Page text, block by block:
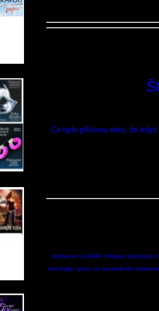
Co bylo příčinou toho, že
Jedná se o příběh chlapce (Jacoba),
tom hraje i princ ze sousedního